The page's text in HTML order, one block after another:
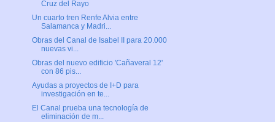
Cruz del Rayo
Un cuarto tren Renfe Alvia entre
Salamanca y Madri...
Obras del Canal de Isabel II para 20.000
nuevas vi...
Obras del nuevo edificio 'Cañaveral 12'
con 86 pis...
Ayudas a proyectos de I+D para
investigación en te...
El Canal prueba una tecnología de
eliminación de m...